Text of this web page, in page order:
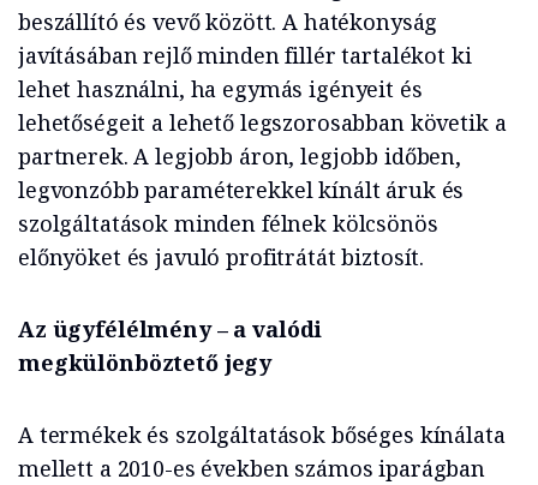
beszállító és vevő között. A hatékonyság
javításában rejlő minden fillér tartalékot ki
lehet használni, ha egymás igényeit és
lehetőségeit a lehető legszorosabban követik a
partnerek. A legjobb áron, legjobb időben,
legvonzóbb paraméterekkel kínált áruk és
szolgáltatások minden félnek kölcsönös
előnyöket és javuló profitrátát biztosít.
Az ügyfélélmény – a valódi
megkülönböztető jegy
A termékek és szolgáltatások bőséges kínálata
mellett a 2010-es években számos iparágban